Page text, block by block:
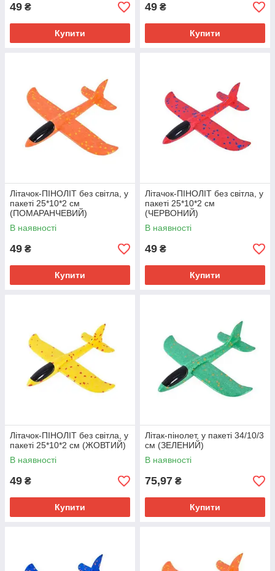
49 ₴
Купити
49 ₴
Купити
Літачок-ПІНОЛІТ без світла, у
пакеті 25*10*2 см
(ПОМАРАНЧЕВИЙ)
В наявності
49 ₴
Купити
Літачок-ПІНОЛІТ без світла, у
пакеті 25*10*2 см
(ЧЕРВОНИЙ)
В наявності
49 ₴
Купити
Літачок-ПІНОЛІТ без світла, у
пакеті 25*10*2 см (ЖОВТИЙ)
В наявності
49 ₴
Купити
Літак-пінолет, у пакеті 34/10/3
см (ЗЕЛЕНИЙ)
В наявності
75,97 ₴
Купити